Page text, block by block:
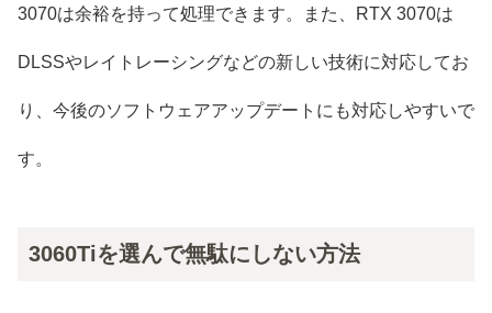
3070は余裕を持って処理できます。また、RTX 3070は
DLSSやレイトレーシングなどの新しい技術に対応してお
り、今後のソフトウェアアップデートにも対応しやすいで
す。
3060Tiを選んで無駄にしない方法